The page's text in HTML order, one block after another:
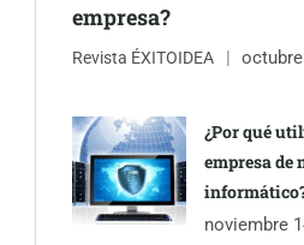
empresa?
Revista ÉXITOIDEA
¿Por qué
empresa
noviembre